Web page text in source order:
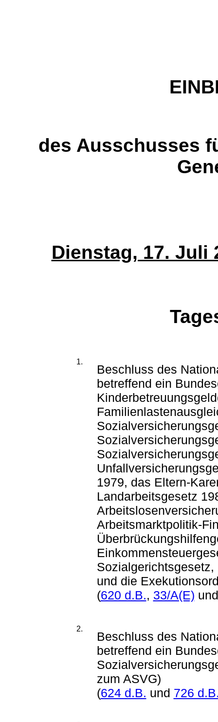
des Ausschusses
Dienstag, 17. Juli
1.
Beschluss des
betreffend ein
1979, das Eltern-
Landarbeitsgesetz
Arbeitsmarktpolitik-
und die
(620 d.B., 33/A(E)
2.
Beschluss des
betreffend ein
zum ASVG)
(624 d.B. und 726